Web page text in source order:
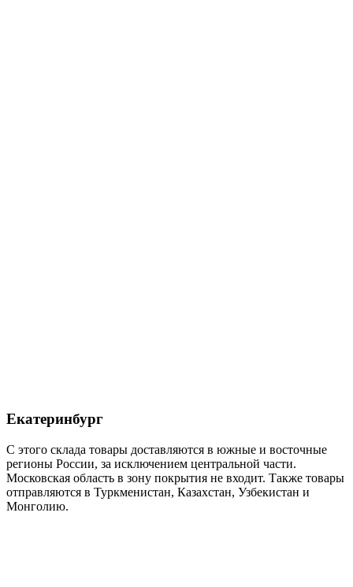
Екатеринбург
С этого склада товары доставляются в южные и восточные
регионы России, за исключением центральной части.
Московская область в зону покрытия не входит. Также товары
отправляются в Туркменистан, Казахстан, Узбекистан и
Монголию.